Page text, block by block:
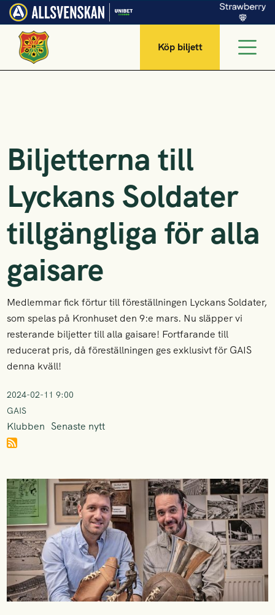
Köp biljett
Biljetterna till
Lyckans Soldater
tillgängliga för alla
gaisare
Medlemmar fick förtur till föreställningen Lyckans Soldater,
som spelas på Kronhuset den 9:e mars. Nu släpper vi
resterande biljetter till alla gaisare! Fortfarande till
reducerat pris, då föreställningen ges exklusivt för GAIS
denna kväll!
2024-02-11 9:00
GAIS
Klubben Senaste nytt